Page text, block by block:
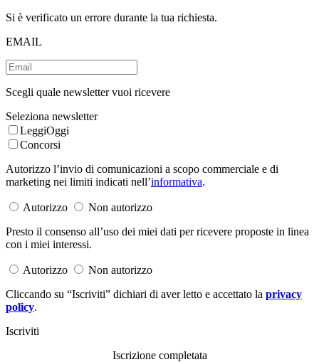
Si è verificato un errore durante la tua richiesta.
EMAIL
Scegli quale newsletter vuoi ricevere
Seleziona newsletter
LeggiOggi
Concorsi
Autorizzo l’invio di comunicazioni a scopo commerciale e di
marketing nei limiti indicati nell’informativa.
Autorizzo
Non autorizzo
Presto il consenso all’uso dei miei dati per ricevere proposte in linea
con i miei interessi.
Autorizzo
Non autorizzo
Cliccando su “Iscriviti” dichiari di aver letto e accettato la privacy
policy.
Iscriviti
Iscrizione completata